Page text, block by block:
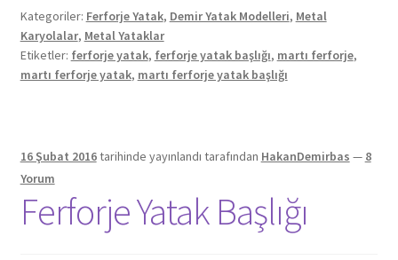
Kategoriler: Ferforje Yatak, Demir Yatak Modelleri, Metal
Karyolalar, Metal Yataklar
Etiketler: ferforje yatak, ferforje yatak başlığı, martı ferforje,
martı ferforje yatak, martı ferforje yatak başlığı
16 Şubat 2016tarihinde yayınlandı tarafından HakanDemirbas — 8
Yorum
Ferforje Yatak Başlığı